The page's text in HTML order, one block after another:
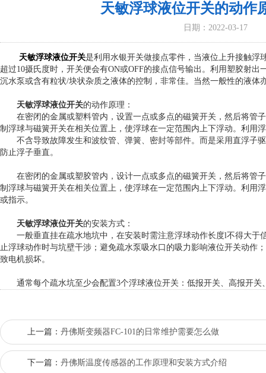
天敏浮球液位开关的动作
日期：2022-03-17
天敏浮球液位开关是利用水银开关做接点零件，当液位上升接触浮
超过10摄氏度时，开关便会有ON或OFF的接点信号输出。利用塑胶射
沉水泵或含有粒状/块状杂质之液体的控制，非常佳。当然一般性的液体
天敏浮球液位开关的动作原理：
在密闭的金属或塑料管内，设置一点或多点的磁簧开关，然后将管
制浮球与磁簧开关在相关位置上，使浮球在一定范围内上下浮动。利用
不含导致故障发生和波纹管、弹簧、密封等部件。而是采用直浮子
防止浮子垂直。
在密闭的金属或塑胶管内，设计一点或多点的磁簧开关，然后将管
制浮球与磁簧开关在相关位置上，使浮球在一定范围内上下浮动。利用
或指示。
天敏浮球液位开关的安装方式：
一般垂直挂在疏水地坑中，在安装时需注意浮球动作长度l不得大于
止浮球动作时与坑壁干涉；避免疏水泵吸水口的吸力影响液位开关动作
致电机损坏。
通常每个疏水坑至少会配置3个浮球液位开关：低报开关、高报开关
上一篇： 丹佛斯变频器FC-101的日常维护需要怎么做
下一篇： 丹佛斯温度传感器的工作原理和安装方式介绍